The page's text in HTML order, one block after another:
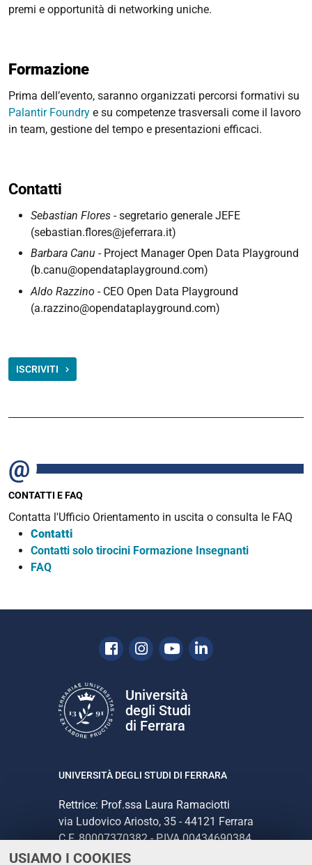
USIAMO I COOKIES
premi e opportunità di networking uniche.
Formazione
Prima dell’evento, saranno organizzati percorsi formativi su
Palantir Foundry e su competenze trasversali come il lavoro
in team, gestione del tempo e presentazioni efficaci.
Contatti
Sebastian Flores - segretario generale JEFE
(sebastian.flores@jeferrara.it)
Barbara Canu - Project Manager Open Data Playground
(b.canu@opendataplayground.com)
Aldo Razzino - CEO Open Data Playground
(a.razzino@opendataplayground.com)
ISCRIVITI
CONTATTI E FAQ
Contatta l'Ufficio Orientamento in uscita o consulta le FAQ
Contatti
Contatti solo tirocini Formazione Insegnanti
FAQ
Facebook
Instagram
YoutubeLinkedin
Università
degli Studi
di Ferrara
UNIVERSITÀ DEGLI STUDI DI FERRARA
Rettrice: Prof.ssa Laura Ramaciotti
via Ludovico Ariosto, 35 - 44121 Ferrara
C.F. 80007370382 - P.IVA 00434690384